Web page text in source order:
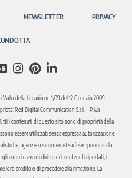
NEWSLETTER PRIVACY
della Lucania nr. 1/09 del 12 Gennaio 2009.
Red Digital Communication S.r.l. – P.iva
i contenuti di questo sito sono di proprietà della
essere utilizzati senza espressa autorizzazione.
agenzie o siti internet sarà sempre citata la
gli autori o aventi diritto dei contenuti riportati, i
loro credito o di procedere alla rimozione. La